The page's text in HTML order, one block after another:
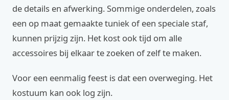
de details en afwerking. Sommige onderdelen, zoals
een op maat gemaakte tuniek of een speciale staf,
kunnen prijzig zijn. Het kost ook tijd om alle
accessoires bij elkaar te zoeken of zelf te maken.
Voor een eenmalig feest is dat een overweging. Het
kostuum kan ook log zijn.